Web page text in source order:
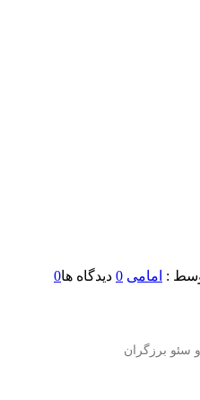
: امامی 0 دیدگاه ها0